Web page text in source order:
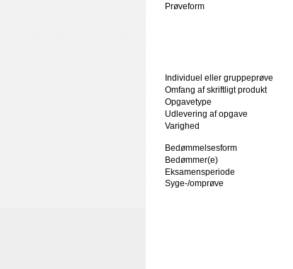
Prøveform
Individuel eller gruppeprøve
Omfang af skriftligt produkt
Opgavetype
Udlevering af opgave
Varighed
Bedømmelsesform
Bedømmer(e)
Eksamensperiode
Syge-/omprøve